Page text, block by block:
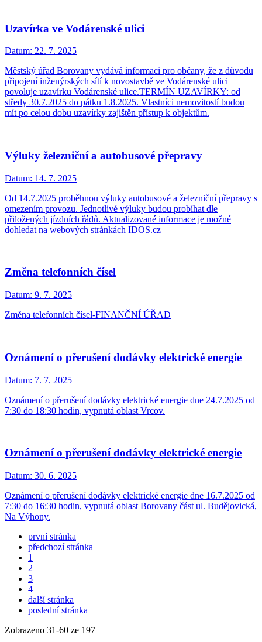
Uzavírka ve Vodárenské ulici
Datum: 22. 7. 2025
Městský úřad Borovany vydává informaci pro občany, že z důvodu
připojení inženýrských sítí k novostavbě ve Vodárenské ulici
povoluje uzavírku Vodárenské ulice.TERMÍN UZAVÍRKY: od
středy 30.7.2025 do pátku 1.8.2025. Vlastníci nemovitostí budou
mít po celou dobu uzavírky zajištěn přístup k objektům.
Výluky železniční a autobusové přepravy
Datum: 14. 7. 2025
Od 14.7.2025 proběhnou výluky autobusové a železniční přepravy s
omezením provozu. Jednotlivé výluky budou probíhat dle
přiložených jízdních řádů. Aktualizované informace je možné
dohledat na webových stránkách IDOS.cz
Změna telefonních čísel
Datum: 9. 7. 2025
Změna telefonních čísel-FINANČNÍ ÚŘAD
Oznámení o přerušení dodávky elektrické energie
Datum: 7. 7. 2025
Oznámení o přerušení dodávky elektrické energie dne 24.7.2025 od
7:30 do 18:30 hodin, vypnutá oblast Vrcov.
Oznámení o přerušení dodávky elektrické energie
Datum: 30. 6. 2025
Oznámení o přerušení dodávky elektrické energie dne 16.7.2025 od
7:30 do 16:30 hodin, vypnutá oblast Borovany část ul. Budějovická,
Na Výhony.
první stránka
předchozí stránka
1
2
3
4
další stránka
poslední stránka
Zobrazeno 31-60 ze 197